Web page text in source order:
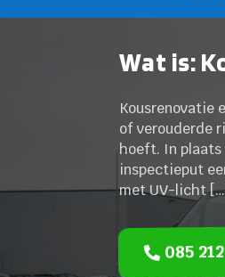
Wat is:
Kousrenovatie
of verouderde
hoeft. In plaats
inspectieput
met UV-licht
085